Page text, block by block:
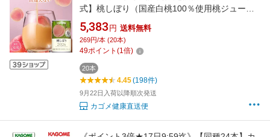
式】桃しぼり（国産白桃100％使用桃ジュー
ス）160g×20本／1ケース お年賀 夏ギフト お中
元 内祝い 出産祝い プチギフト 国産 桃ジュース
桃 フルーツジュース あかつき 川中島白桃 川中
5,383 円 送料無料
269円/本 (20本)
49ポイント (1倍)
20本
4.45(198件)
9月22日入荷以降順次発送
カゴメ健康直送便